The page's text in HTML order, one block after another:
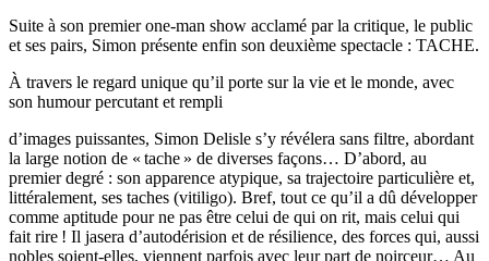
Suite à son premier one-man show acclamé par la critique, le public
et ses pairs, Simon présente enfin son deuxième spectacle : TACHE.
À travers le regard unique qu’il porte sur la vie et le monde, avec
son humour percutant et rempli
d’images puissantes, Simon Delisle s’y révélera sans filtre, abordant
la large notion de « tache » de diverses façons… D’abord, au
premier degré : son apparence atypique, sa trajectoire particulière et,
littéralement, ses taches (vitiligo). Bref, tout ce qu’il a dû développer
comme aptitude pour ne pas être celui de qui on rit, mais celui qui
fait rire ! Il jasera d’autodérision et de résilience, des forces qui, aussi
nobles soient-elles, viennent parfois avec leur part de noirceur… Au